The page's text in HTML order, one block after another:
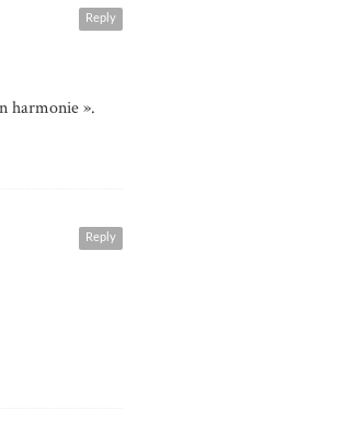
Reply
harmonie ».
Reply